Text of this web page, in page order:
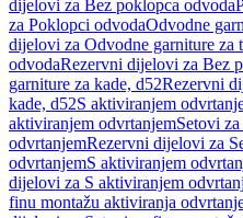
dijelovi za Bez poklopca odvoda
za Poklopci odvodaOdvodne
dijelovi za Odvodne garniture za
odvodaRezervni dijelovi za Bez
garniture za kade, d52Rezervni
kade, d52S aktiviranjem
aktiviranjem odvrtanjemSetovi
odvrtanjemRezervni dijelovi za
odvrtanjemS aktiviranjem
dijelovi za S aktiviranjem
finu montažu aktiviranja